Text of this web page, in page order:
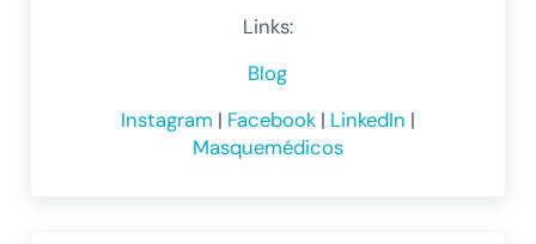
Links:
Blog
Instagram | Facebook| LinkedIn |
Masquemédicos